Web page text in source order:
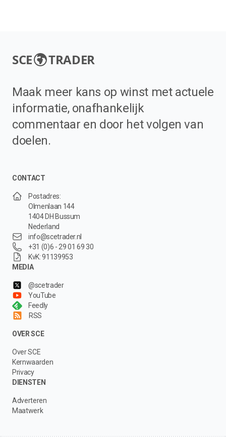
SCE TRADER
Maak meer kans op winst met actuele
informatie, onafhankelijk
commentaar en door het volgen van
doelen.
CONTACT
Postadres:
Olmenlaan 144
1404 DH Bussum
Nederland
info@scetrader.nl
+31 (0)6 - 29 01 69 30
KvK: 91139953
MEDIA
@scetrader
YouTube
Feedly
RSS
OVER SCE
Over SCE
Kernwaarden
Privacy
DIENSTEN
Adverteren
Maatwerk